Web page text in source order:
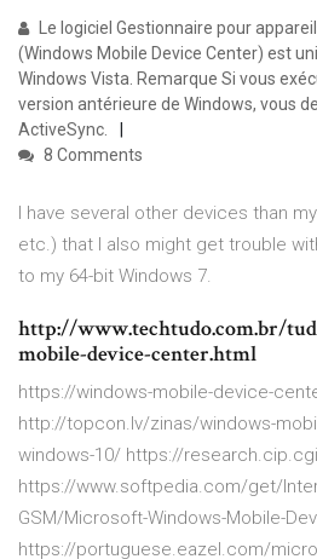
Le logiciel Gestionnaire pour
(Windows Mobile Device Center) est
Windows Vista. Remarque Si vous
version antérieure de Windows, vous
ActiveSync.
8 Comments
I have several other devices than
etc.) that I also might get trouble
to my 64-bit Windows 7.
http://www.techtudo.com.br/
mobile-device-center.html
https://windows-mobile-device-
http://topcon.lv/zinas/windows-
windows-10/ https://
https://www.softpedia.com/get/
GSM/Microsoft-Windows-Mobile-
https://portuguese.eazel.com/